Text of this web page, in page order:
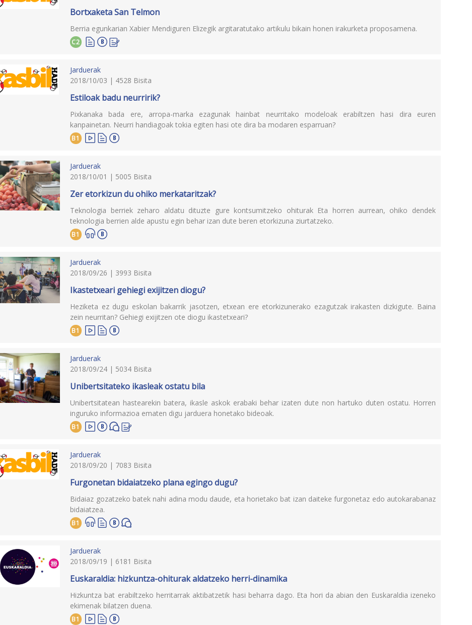
Bortxaketa San Telmon
Berria egunkarian Xabier Mendiguren Elizegik argitaratutako artikulu bikain honen irakurketa proposamena.
C2
Jarduerak
2018/10/03 | 4528 Bisita
Estiloak badu neurririk?
Pixkanaka bada ere, arropa-marka ezagunak hainbat neurritako modeloak erabiltzen hasi dira euren
kanpainetan. Neurri handiagoak tokia egiten hasi ote dira ba modaren esparruan?
B1
Jarduerak
2018/10/01 | 5005 Bisita
Zer etorkizun du ohiko merkataritzak?
Teknologia berriek zeharo aldatu dituzte gure kontsumitzeko ohiturak Eta horren aurrean, ohiko dendek
teknologia berrien alde apustu egin behar izan dute beren etorkizuna ziurtatzeko.
B1
Jarduerak
2018/09/26 | 3993 Bisita
Ikastetxeari gehiegi exijitzen diogu?
Heziketa ez dugu eskolan bakarrik jasotzen, etxean ere etorkizunerako ezagutzak irakasten dizkigute. Baina
zein neurritan? Gehiegi exijitzen ote diogu ikastetxeari?
B1
Jarduerak
2018/09/24 | 5034 Bisita
Unibertsitateko ikasleak ostatu bila
Unibertsitatean hastearekin batera, ikasle askok erabaki behar izaten dute non hartuko duten ostatu. Horren
inguruko informazioa ematen digu jarduera honetako bideoak.
B1
Jarduerak
2018/09/20 | 7083 Bisita
Furgonetan bidaiatzeko plana egingo dugu?
Bidaiaz gozatzeko batek nahi adina modu daude, eta horietako bat izan daiteke furgonetaz edo autokarabanaz
bidaiatzea.
B1
Jarduerak
2018/09/19 | 6181 Bisita
Euskaraldia: hizkuntza-ohiturak aldatzeko herri-dinamika
Hizkuntza bat erabiltzeko herritarrak aktibatzetik hasi beharra dago. Eta hori da abian den Euskaraldia izeneko
ekimenak bilatzen duena.
B1